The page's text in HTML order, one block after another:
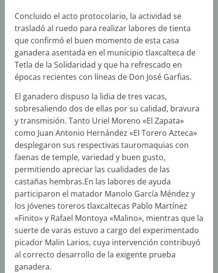
Concluido el acto protocolario, la actividad se
trasladó al ruedo para realizar labores de tienta
que confirmó el buen momento de esta casa
ganadera asentada en el municipio tlaxcalteca de
Tetla de la Solidaridad y que ha refrescado en
épocas recientes con líneas de Don José Garfias.
El ganadero dispuso la lidia de tres vacas,
sobresaliendo dos de ellas por su calidad, bravura
y transmisión. Tanto Uriel Moreno «El Zapata»
como Juan Antonio Hernández «El Torero Azteca»
desplegaron sus respectivas tauromaquias con
faenas de temple, variedad y buen gusto,
permitiendo apreciar las cualidades de las
castañas hembras.En las labores de ayuda
participaron el matador Manolo García Méndez y
los jóvenes toreros tlaxcaltecas Pablo Martínez
«Finito» y Rafael Montoya «Malino», mientras que la
suerte de varas estuvo a cargo del experimentado
picador Malin Larios, cuya intervención contribuyó
al correcto desarrollo de la exigente prueba
ganadera.